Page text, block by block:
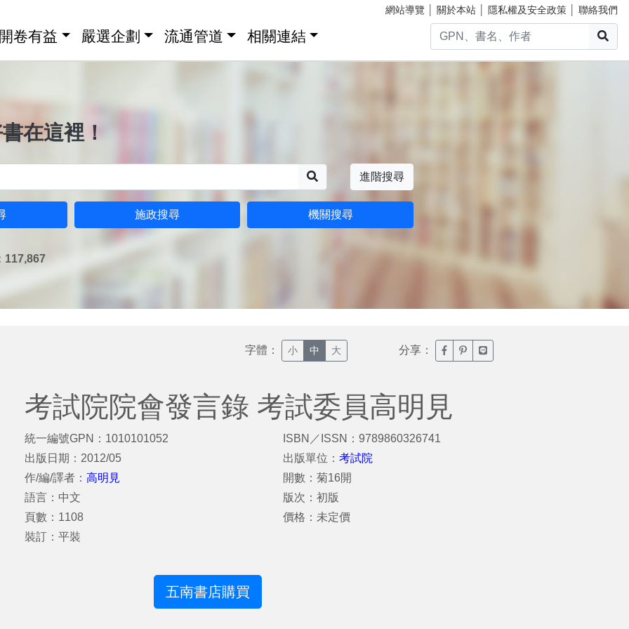
網站導覽 關於本站 隱私權及安全政策 聯絡我們
卷有益 嚴選企劃 流通管道 相關連結
在這裡！
進階搜尋
施政搜尋 機關搜尋
117,867
字體： 小 中 大 分享： 臉書分享(另開新視窗)
噗浪分享(另開新視窗)
Line分享(另開新視窗)
考試院院會發言錄 考試委員高明見
統一編號GPN：1010101052
出版日期：2012/05
作/編/譯者： 高明見
語言：中文
頁數：1108
裝訂：平裝
ISBN／ISSN：9789860326741
出版單位：考試院
開數：菊16開
版次：初版
價格：未定價
五南書店購買